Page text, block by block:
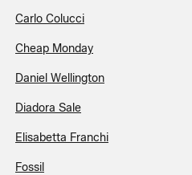
Carlo Colucci
Cheap Monday
Daniel Wellington
Diadora Sale
Elisabetta Franchi
Fossil